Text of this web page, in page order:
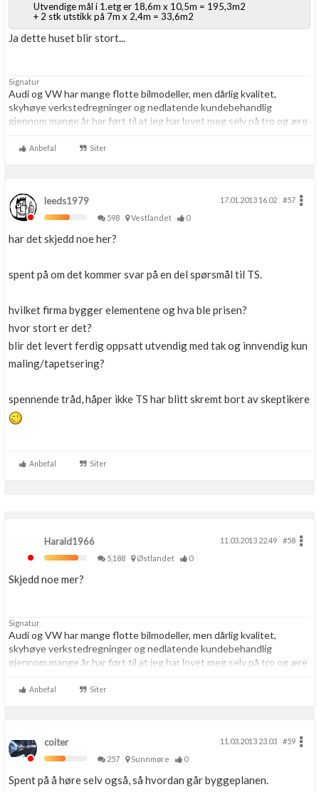
Utvendige mål i 1.etg er 18,6m x 10,5m = 195,3m2
+ 2 stk utstikk på 7m x 2,4m = 33,6m2
Ja dette huset blir stort...
Signatur
Audi og VW har mange flotte bilmodeller, men dårlig kvalitet,
skyhøye verkstedregninger og nedlatende kundebehandlig
gjennom mange år har ført til at jeg har lovet meg selv på tro og ære
Aldri.Anbefal Siter
leeds1979 17.01.2013 16.02
#57
598
Vestlandet 0
har det skjedd noe her?
spent på om det kommer svar på en del spørsmål til TS.
hvilket firma bygger elementene og hva ble prisen?
hvor stort er det?
blir det levert ferdig oppsatt utvendig med tak og innvendig kun
maling/tapetsering?
spennende tråd, håper ikke TS har blitt skremt bort av skeptikere
Anbefal Siter
Harald1966 11.03.2013 22.49
#58
5,188
Østlandet 0
Skjedd noe mer?
Signatur
Audi og VW har mange flotte bilmodeller, men dårlig kvalitet,
skyhøye verkstedregninger og nedlatende kundebehandlig
gjennom mange år har ført til at jeg har lovet meg selv på tro og ære
Aldri.Anbefal Siter
coiter 11.03.2013 23.03
#59
257
Sunnmøre 0
Spent på å høre selv også, så hvordan går byggeplanen.